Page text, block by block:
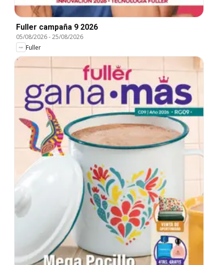
Fuller campaña 9 2026
05/08/2026-25/08/2026
Fuller